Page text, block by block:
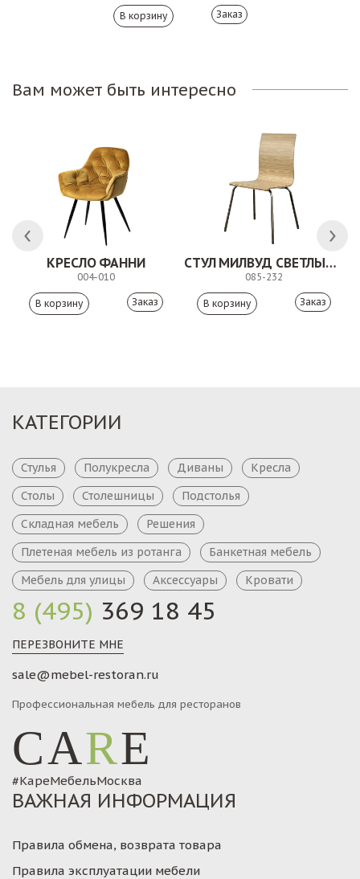
Заказ
Вам может быть интересно
КРЕСЛО ФАННИ
004-010
Заказ
СТУЛ МИЛВУД СВЕТЛЫЙ ШЕЛК
085-232
Заказ
8 (495) 369 18 45
ПЕРЕЗВОНИТЕ МНЕ
sale@mebel-restoran.ru
Профессиональная мебель для ресторанов
CARE
#КареМебельМосква
КАТЕГОРИИ
Стулья Полукресла Диваны
Кресла
Столы
Столешницы
Подстолья
Складная мебель
Решения
Плетеная мебель из ротанга
Банкетная мебель
Мебель для улицы
Аксессуары Кровати
ВАЖНАЯ ИНФОРМАЦИЯ
Правила обмена, возврата товара
Правила эксплуатации мебели